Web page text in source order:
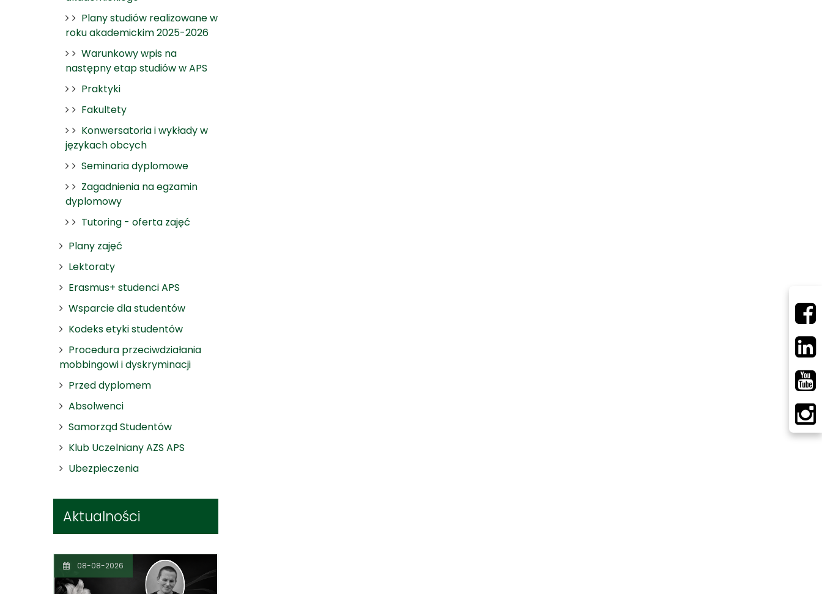
Plany studiów realizowane w
roku akademickim 2025-2026
Warunkowy wpis na
następny etap studiów w APS
Praktyki
Fakultety
Konwersatoria i wykłady w
językach obcych
Seminaria dyplomowe
Zagadnienia na egzamin
dyplomowy
Tutoring - oferta zajęć
Plany zajęć
Lektoraty
Erasmus+ studenci APS
Wsparcie dla studentów
Kodeks etyki studentów
Procedura przeciwdziałania
mobbingowi i dyskryminacji
Przed dyplomem
Absolwenci
Samorząd Studentów
Klub Uczelniany AZS APS
Ubezpieczenia
Aktualności
08-08-2026